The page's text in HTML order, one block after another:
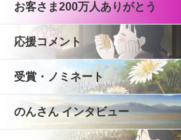
お客さま200万人ありがとう
応援コメント
受賞・ノミネート
のんさん インタビュー